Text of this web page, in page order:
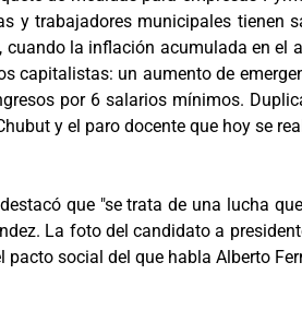
y trabajadores municipales tienen
la inflación acumulada en el
capitalistas: un aumento de
por 6 salarios mínimos.
y el paro docente que hoy se
que "se trata de una lucha
La foto del candidato a
pacto social del que habla Alberto